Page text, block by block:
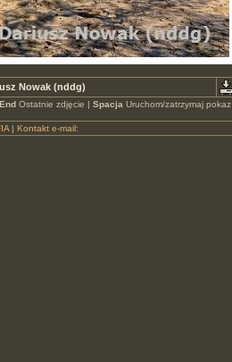
Nowak (nddg)
EndOstatnie zdjęcie | Spacja Uruchom/zatrzymaj pokaz
| Kontakt e-mail: